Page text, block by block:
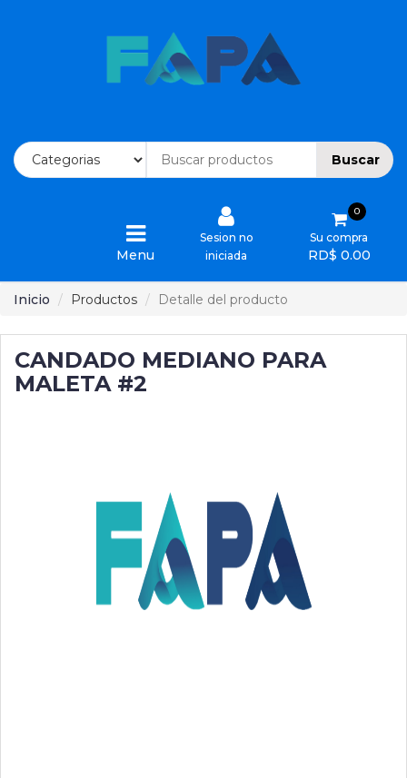
Buscar
Menu
Sesion no
iniciada
Su compra
0
RD$ 0.00
Categorias
Quienes
Somos
Inicio Productos Detalle del producto
CANDADO MEDIANO PARA
MALETA #2